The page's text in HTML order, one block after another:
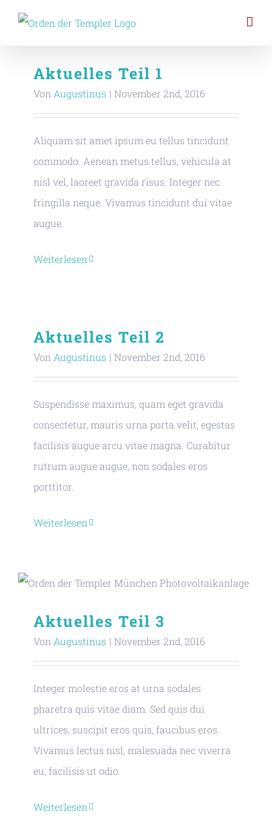
Aktuelles Teil 1
Von Augustinus | November 2nd, 2016
Aliquam sit amet ipsum eu tellus tincidunt
commodo. Aenean metus tellus, vehicula at
nisl vel, laoreet gravida risus. Integer nec
fringilla neque. Vivamus tincidunt dui vitae
augue.
Weiterlesen
Aktuelles Teil 2
Von Augustinus | November 2nd, 2016
Suspendisse maximus, quam eget gravida
consectetur, mauris urna porta velit, egestas
facilisis augue arcu vitae magna. Curabitur
rutrum augue augue, non sodales eros
porttitor.
Weiterlesen
Aktuelles Teil 3
Von Augustinus | November 2nd, 2016
Integer molestie eros at urna sodales
pharetra quis vitae diam. Sed quis dui
ultrices, suscipit eros quis, faucibus eros.
Vivamus lectus nisl, malesuada nec viverra
eu, facilisis ut odio.
Weiterlesen
© Copyright 2008 -2026 |